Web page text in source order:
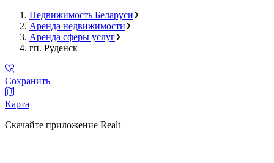
Недвижимость Беларуси
Аренда недвижимости
Аренда сферы услуг
гп. Руденск
Сохранить
Карта
Скачайте приложение Realt